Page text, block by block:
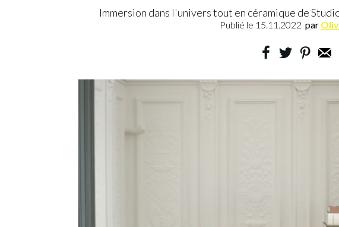
Immersion dans l'univers tout en céramique de
Publié le 15.11.2022 par